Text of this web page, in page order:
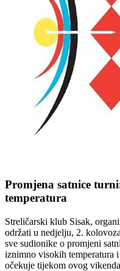
Promjena satnice
temperatura
Streličarski klub Sisak,
održati u nedjelju, 2.
sve sudionike o promjeni
iznimno visokih temperatura
očekuje tijekom ovog